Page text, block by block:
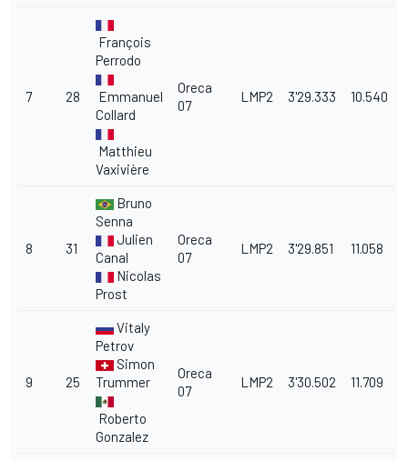
7 28
François
Perrodo
Emmanuel
Collard
Matthieu
Vaxivière
Oreca
07
LMP2 3'29.333 10.540
8 31
Bruno
Senna
Julien
Canal
Nicolas
Prost
Oreca
07
LMP2 3'29.851 11.058
9 25
Vitaly
Petrov
Simon
Trummer
Roberto
Gonzalez
Oreca
07
LMP2 3'30.502 11.709